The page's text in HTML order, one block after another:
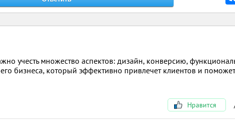
учесть множество аспектов: дизайн, конверсию,
бизнеса, который эффективно привлечет клиентов и поможет
Нравится